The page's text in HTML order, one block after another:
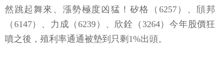
然跳起舞來、漲勢極度凶猛！矽格（6257）、頎邦
（6147）、力成（6239）、欣銓（3264）今年股價狂
噴之後，殖利率通通被墊到只剩1%出頭。